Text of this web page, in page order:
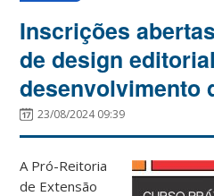
Inscrições
de design
desenvolvimento
23/08/2024 09:39
A Pró-Reitoria
de Extensão